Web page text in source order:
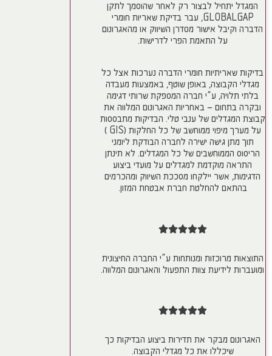
המגדל יתחיל לבצור רק לאחר שהוסמך לתקן
GLOBALGAP, עבר בדיקת שאריות חומרי
הדברה וקיבל אישור מסדרן השיווק או מהאגרונום
על התאמת הפרי לדרישות.
בדיקות שאריתיות חומרי הדברה נערכות אצל כל
מגדלי הקבוצה, באופן שוטף, באמצעות מעבדה
בלתי תלויה, ע”י חברה המספקת שרותי דגימה
ובקרה בתחום – באחריות האגרונום המלווה את
קבוצת המגדלים של ענבי טלי. הבדיקות מתבססות
על מערך מיפוי ממוחשב של כל החלקות (GIS )
תוך מתן גישה ישירה לחברה הבודקת ליומני
הריסוס הממוחשבים של כל המגדלים. לא תינתן
התראה מוקדמת למגדלים על מועדי ביצוע
הדגימות, אשר יילקחו מסככת השיווק ומהכרמים
בהתאם להחלטת חברת אבטחת המזון.
התוצאות מרוכזות ומנותחות ע”י החברה החיצונית
ומועברות לידיעת צוות התפעול והאגרונום המלווה.
האגרונום מבקר את תדירות ביצוע הבדיקות כך
שיכללו את כל מגדלי הקבוצה.